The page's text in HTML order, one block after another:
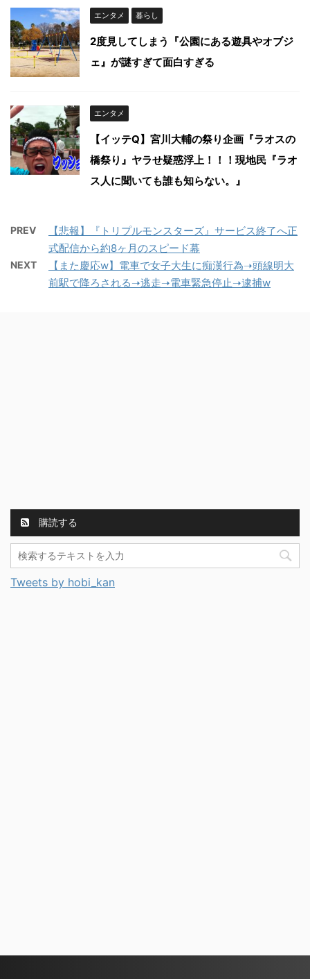
エンタメ 暮らし
2度見してしまう『公園にある遊具やオブジ
ェ』が謎すぎて面白すぎる
エンタメ
【イッテQ】宮川大輔の祭り企画『ラオスの
橋祭り』ヤラせ疑惑浮上！！！現地民『ラオ
ス人に聞いても誰も知らない。』
PREV
【悲報】『トリプルモンスターズ』サービス終了へ正
式配信から約8ヶ月のスピード幕
NEXT
【また慶応w】電車で女子大生に痴漢行為➝頭線明大
前駅で降ろされる➝逃走➝電車緊急停止➝逮捕w
購読する
Tweets by hobi_kan